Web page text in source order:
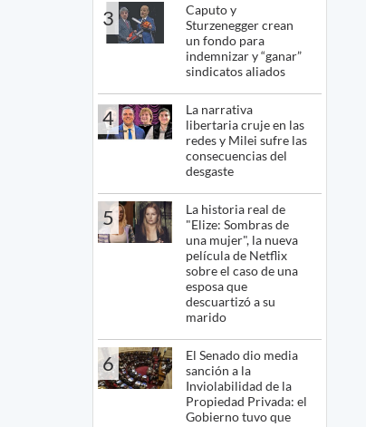
3
Caputo y
Sturzenegger crean
un fondo para
indemnizar y “ganar”
sindicatos aliados
4
La narrativa
libertaria cruje en las
redes y Milei sufre las
consecuencias del
desgaste
5
La historia real de
"Elize: Sombras de
una mujer", la nueva
película de Netflix
sobre el caso de una
esposa que
descuartizó a su
marido
6
El Senado dio media
sanción a la
Inviolabilidad de la
Propiedad Privada: el
Gobierno tuvo que